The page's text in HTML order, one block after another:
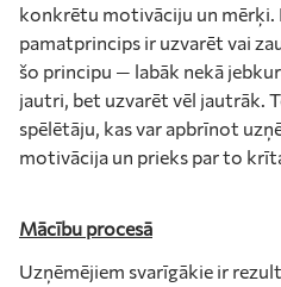
konkrētu motivāciju un mērķi.
pamatprincips ir uzvarēt vai
šo principu — labāk nekā
jautri, bet uzvarēt vēl jautrāk.
spēlētāju, kas var apbrīnot
motivācija un prieks par to
Mācību procesā
Uzņēmējiem svarīgākie ir